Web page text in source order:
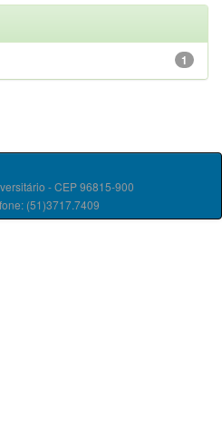
1
- CEP 96815-900
(51)3717.7409